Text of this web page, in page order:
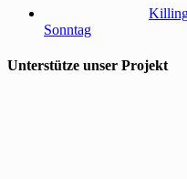
Killing
Sonntag
Unterstütze unser Projekt